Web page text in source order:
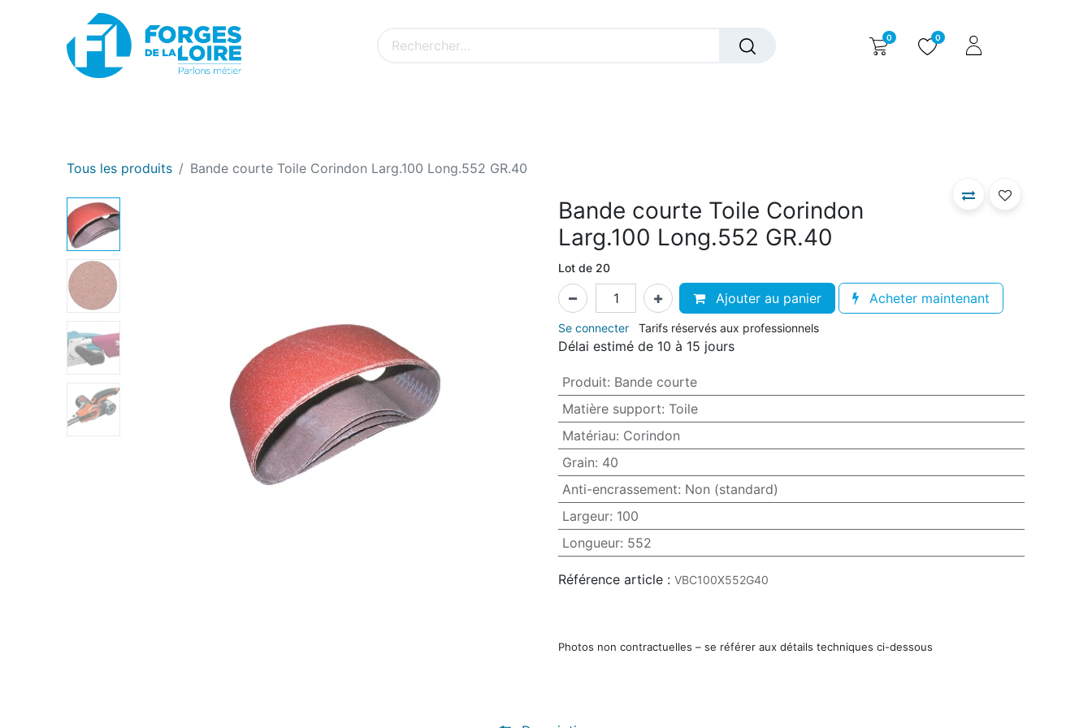
0 0
Tous les produits Bande courte Toile Corindon Larg.100 Long.552 GR.40
Bande courte Toile Corindon
Larg.100 Long.552 GR.40
Lot de 20
Ajouter au panier Acheter maintenant
Se connecter Tarifs réservés aux professionnels
Délai estimé de 10 à 15 jours
Produit: Bande courte
Matière support: Toile
Matériau: Corindon
Grain: 40
Anti-encrassement: Non (standard)
Largeur: 100
Longueur: 552
Référence article : VBC100X552G40
Photos non contractuelles – se référer aux détails techniques ci-dessous